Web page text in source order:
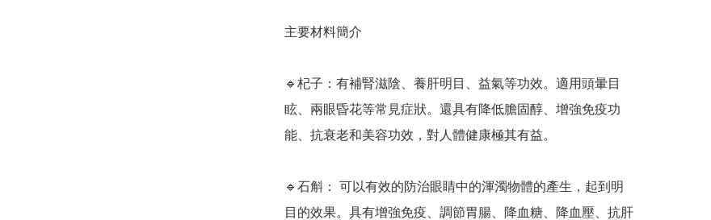
主要材料簡介
🔹杞子：有補腎滋陰、養肝明目、益氣等功效。適用頭暈目
眩、兩眼昏花等常見症狀。還具有降低膽固醇、增強免疫功
能、抗衰老和美容功效，對人體健康極其有益。
🔹石斛： 可以有效的防治眼睛中的渾濁物體的產生，起到明
目的效果。具有增強免疫、調節胃腸、降血糖、降血壓、抗肝